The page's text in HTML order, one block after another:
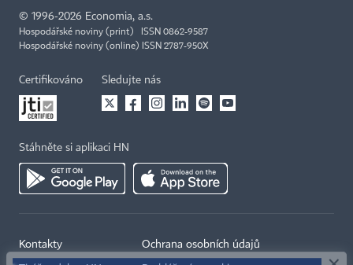
© 1996-2026 Economia, a.s.
Hospodářské noviny (print) ISSN 0862-9587
Hospodářské noviny (online) ISSN 2787-950X
Certifikováno Sledujte nás
Stáhněte si aplikaci HN
Kontakty Ochrana osobních údajů